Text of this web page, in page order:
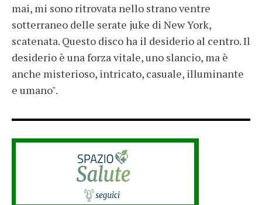
mai, mi sono ritrovata nello strano ventre
sotterraneo delle serate juke di New York,
scatenata. Questo disco ha il desiderio al centro. Il
desiderio è una forza vitale, uno slancio, ma è
anche misterioso, intricato, casuale, illuminante
e umano".